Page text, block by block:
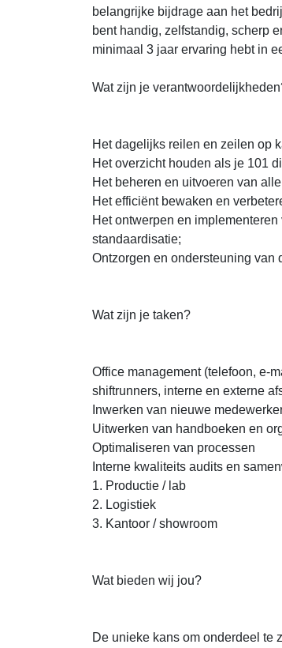
belangrijke bijdrage aan het
bent handig, zelfstandig, scherp
minimaal 3 jaar ervaring hebt in
Wat zijn je
Het dagelijks reilen en zeilen op
Het overzicht houden als je 101
Het beheren en uitvoeren van
Het efficiënt bewaken en
Het ontwerpen en
standaardisatie;
Ontzorgen en ondersteuning van
Wat zijn je taken?
Office management (telefoon, e-
shiftrunners, interne en externe
Inwerken van nieuwe
Uitwerken van handboeken en
Optimaliseren van processen
Interne kwaliteits audits en
1. Productie / lab
2. Logistiek
3. Kantoor / showroom
Wat bieden wij jou?
De unieke kans om onderdeel te